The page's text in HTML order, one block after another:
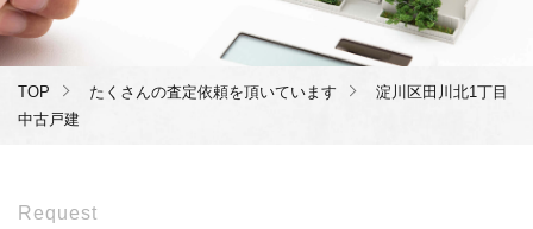
TOP たくさんの査定依頼を頂いています
淀川区田川北1丁目
中古戸建
Request